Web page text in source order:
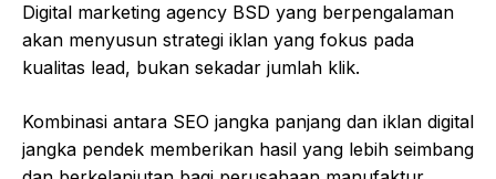
Digital marketing agency BSD yang berpengalaman
akan menyusun strategi iklan yang fokus pada
kualitas lead, bukan sekadar jumlah klik.
Kombinasi antara SEO jangka panjang dan iklan digital
jangka pendek memberikan hasil yang lebih seimbang